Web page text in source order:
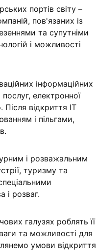
портів світу –
пов'язаних із
та супутніми
і можливості
інформаційних
електронної
Після відкриття IT
і пільгами,
і розважальним
туризму та
і розваг.
галузях роблять її
та можливості для
умови відкриття